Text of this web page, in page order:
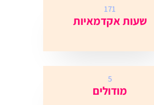
171
שעות אקדמאיות
5
מודולים